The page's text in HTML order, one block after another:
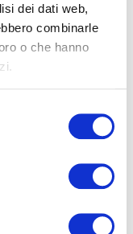
dei dati web,
combinarle
o che hanno
pedalare da voi? Non fa
la temperatura
i larici che
più avanti ormai,